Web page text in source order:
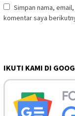
Simpan nama,
komentar saya
IKUTI KAMI DI